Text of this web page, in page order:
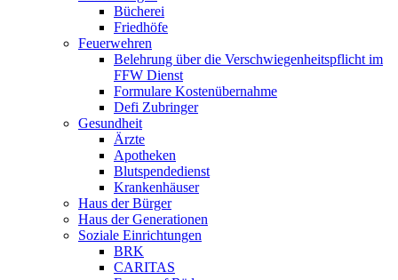
Bücherei
Friedhöfe
Feuerwehren
Belehrung über die Verschwiegenheitspflicht im
FFW Dienst
Formulare Kostenübernahme
Defi Zubringer
Gesundheit
Ärzte
Apotheken
Blutspendedienst
Krankenhäuser
Haus der Bürger
Haus der Generationen
Soziale Einrichtungen
BRK
CARITAS